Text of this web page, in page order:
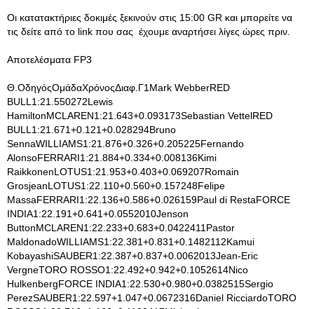
Οι κατατακτήριες δοκιμές ξεκινούν στις 15:00 GR και μπορείτε να
τις δείτε από το link που σας έχουμε αναρτήσει λίγες ώρες πριν.
Αποτελέσματα FP3
Θ.ΟδηγόςΟμάδαΧρόνοςΔιαφ.Γ1Mark WebberRED
BULL1:21.550272Lewis
HamiltonMCLAREN1:21.643+0.093173Sebastian VettelRED
BULL1:21.671+0.121+0.028294Bruno
SennaWILLIAMS1:21.876+0.326+0.205225Fernando
AlonsoFERRARI1:21.884+0.334+0.008136Kimi
RaikkonenLOTUS1:21.953+0.403+0.069207Romain
GrosjeanLOTUS1:22.110+0.560+0.157248Felipe
MassaFERRARI1:22.136+0.586+0.026159Paul di RestaFORCE
INDIA1:22.191+0.641+0.0552010Jenson
ButtonMCLAREN1:22.233+0.683+0.0422411Pastor
MaldonadoWILLIAMS1:22.381+0.831+0.1482112Kamui
KobayashiSAUBER1:22.387+0.837+0.0062013Jean-Eric
VergneTORO ROSSO1:22.492+0.942+0.1052614Nico
HulkenbergFORCE INDIA1:22.530+0.980+0.0382515Sergio
PerezSAUBER1:22.597+1.047+0.0672316Daniel RicciardoTORO